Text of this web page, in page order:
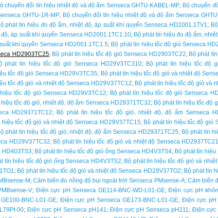
chuyển đổi tín hiệu nhiệt độ và độ ẩm Senseca GHTU-KABEL-MP; Bộ chuyển
GHTU-1R-MP; Bộ chuyển đổi tín hiệu nhiệt độ và độ ẩm Senseca
phát tín hiệu đo độ ẩm, nhiệt độ, áp suất khí quyển Senseca HD2001.1TV1;
áp suất khí quyển Senseca HD2001.1TC1.10; Bộ phát tín hiệu đo độ ẩm,
khí quyển Senseca HD2001.1TC1.5; Bộ phát tín hiệu tốc độ gió Senseca
HD2903TC25; Bộ phát tín hiệu tốc độ gió Senseca HD2903TC22; Bộ phát
phát tín hiệu tốc độ gió Senseca HD29V3TC310; Bộ phát tín hiệu tốc độ
tốc độ gió Senseca HD29V3TC35; Bộ phát tín hiệu tốc độ gió và nhiệt độ
tốc độ gió và nhiệt độ Senseca HD29V37TC12; Bộ phát tín hiệu tốc độ gió và
tốc độ gió Senseca HD29V3TC12; Bộ phát tín hiệu tốc độ gió Senseca
tốc độ gió, nhiệt độ, độ ẩm Senseca HD29371TC32; Bộ phát tín hiệu tốc độ
HD29371TC12; Bộ phát tín hiệu tốc độ gió, nhiệt độ, độ ẩm Senseca
hiệu tốc độ gió và nhiệt độ Senseca HD29V37TC15; Bộ phát tín hiệu tốc độ gió
phát tín hiệu tốc độ gió, nhiệt độ, độ ẩm Senseca HD29371TC25; Bộ phát tín
HD29V37TC32; Bộ phát tín hiệu tốc độ gió và nhiệt độ Senseca
; Bộ phát tín hiệu tốc độ gió ống Senseca HD4V3TS4; Bộ phát tín
tín hiệu tốc độ gió ống Senseca HD4V3TS2; Bộ phát tín hiệu tốc độ gió và
; Bộ phát tín hiệu tốc độ gió và nhiệt độ Senseca HD29V37TO2; Bộ phát tín
M ;Cảm biến đo nồng độ bụi ngoài trời Senseca PMsense-A; Cảm biến
V; Điện cực pH Senseca GE114-BNC-WD-L01-GE;Điện cực pH
BNC-L01-GE; Điện cực pH Senseca GE173-BNC-L01-GE; Điện cực pH
00; Điện cực pH Senseca pH141; Điện cực pH Senseca pH211; Điện cực